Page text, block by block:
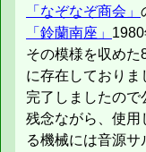
「なぞなぞ商会」
「鈴蘭南座」 1980
その模様を収めた
に存在しており
完了しましたので
残念ながら、使用
る機械には音源